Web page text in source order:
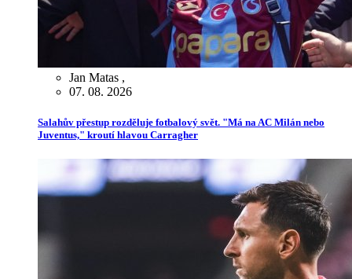
Jan Matas ,
07. 08. 2026
Salahův přestup rozděluje fotbalový svět. "Má na AC Milán nebo
Juventus," kroutí hlavou Carragher